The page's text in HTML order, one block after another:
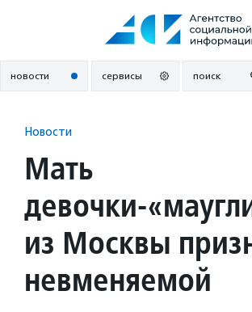
новости сервисы поиск
Новости
Мать
девочки-
из Москвы
невменяемой